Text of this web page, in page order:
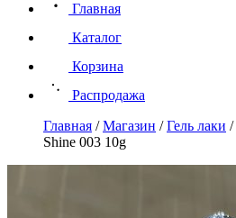
Главная
Каталог
Корзина
Распродажа
Главная /Магазин /Гель лаки /
Shine 003 10g